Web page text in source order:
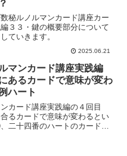
秘ルノルマンカード講座カー
編３３・鍵の概要部分について
ていきます。
2025.06.21
マンカード講座実践編
あるカードで意味が変わ
ハート
カード講座実践編の４回目
るカードで意味が変わるとい
二十四番のハートのカードに